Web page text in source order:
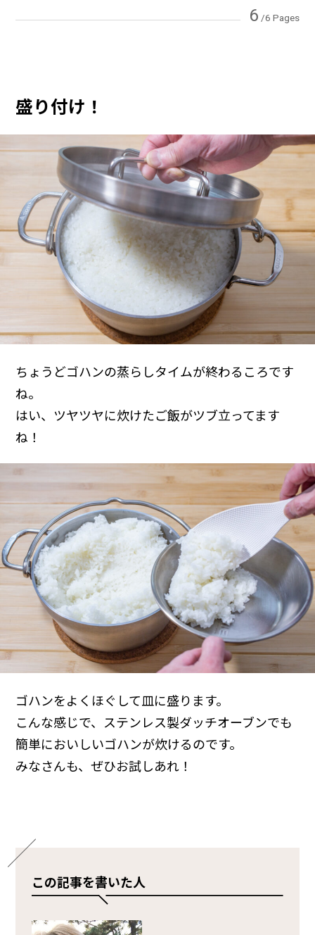
6 /6 Pages
盛り付け！
ちょうどゴハンの蒸らしタイムが終わるころです
ね。
はい、ツヤツヤに炊けたご飯がツブ立ってます
ね！
ゴハンをよくほぐして皿に盛ります。
こんな感じで、ステンレス製ダッチオーブンでも
簡単においしいゴハンが炊けるのです。
みなさんも、ぜひお試しあれ！
この記事を書いた人